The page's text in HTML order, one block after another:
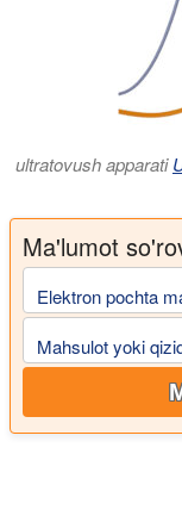
ultratovush apparati
Ma'lumot
Elektron pochta
Mahsulot yoki